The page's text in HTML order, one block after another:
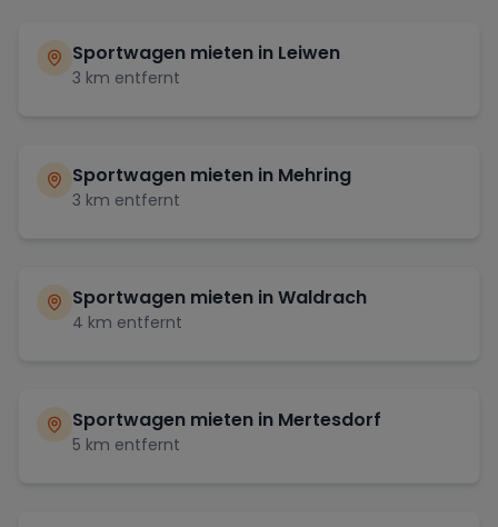
Sportwagen mieten in Leiwen
3 km entfernt
Sportwagen mieten in Mehring
3 km entfernt
Sportwagen mieten inWaldrach
4 km entfernt
Sportwagen mieten in Mertesdorf
5 km entfernt